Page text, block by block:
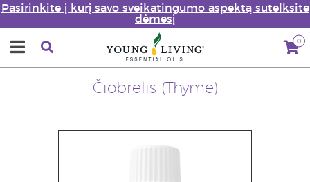
Pasirinkite į kurį savo sveikatingumo aspektą sutelksite
dėmesį
0
Čiobrelis (Thyme)